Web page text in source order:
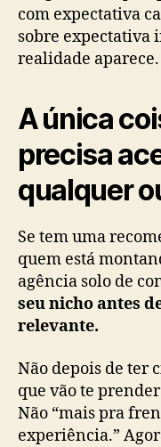
com expectativa
sobre expectativa
realidade aparece.
A única
precisa
qualquer
Se tem uma
quem está
agência solo de
seu nicho antes
relevante.
Não depois de ter
que vão te
Não “mais pra
experiência.”